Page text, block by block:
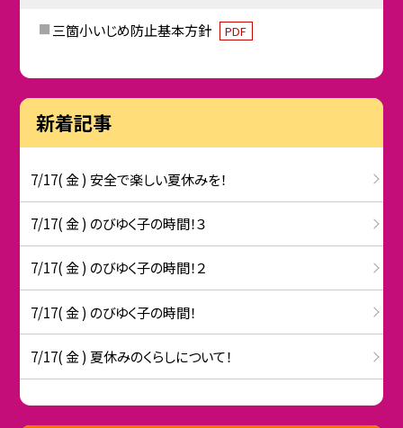
三箇小いじめ防止基本方針 PDF
新着記事
7/17( 金 ) 安全で楽しい夏休みを！
7/17( 金 ) のびゆく子の時間！３
7/17( 金 ) のびゆく子の時間！２
7/17( 金 ) のびゆく子の時間！
7/17( 金 ) 夏休みのくらしについて！